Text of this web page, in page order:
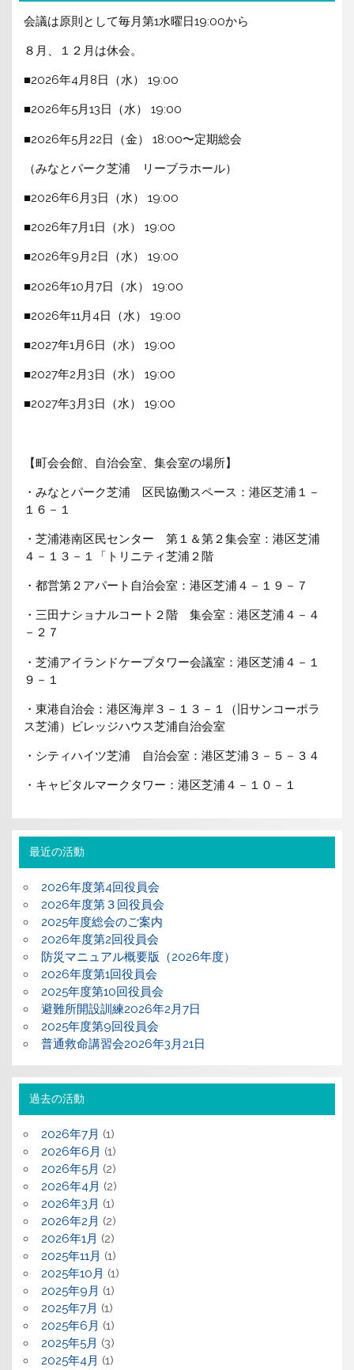
会議は原則として毎月第1水曜日19:00から
８月、１２月は休会。
■2026年4月8日（水） 19:00
■2026年5月13日（水） 19:00
■2026年5月22日（金） 18:00〜定期総会
（みなとパーク芝浦 リーブラホール）
■2026年6月3日（水） 19:00
■2026年7月1日（水） 19:00
■2026年9月2日（水） 19:00
■2026年10月7日（水） 19:00
■2026年11月4日（水） 19:00
■2027年1月6日（水） 19:00
■2027年2月3日（水） 19:00
■2027年3月3日（水） 19:00
【町会会館、自治会室、集会室の場所】
・みなとパーク芝浦 区民協働スペース：港区芝浦１－
１６－１
・芝浦港南区民センター 第１＆第２集会室：港区芝浦
４－１３－１「トリニティ芝浦２階
・都営第２アパート自治会室：港区芝浦４－１９－７
・三田ナショナルコート２階 集会室：港区芝浦４－４
－２７
・芝浦アイランドケープタワー会議室：港区芝浦４－１
９－１
・東港自治会：港区海岸３－１３－１（旧サンコーポラ
ス芝浦）ビレッジハウス芝浦自治会室
・シティハイツ芝浦 自治会室：港区芝浦３－５－３４
・キャピタルマークタワー：港区芝浦４－１０－１
最近の活動
2026年度第4回役員会
2026年度第３回役員会
2025年度総会のご案内
2026年度第2回役員会
防災マニュアル概要版（2026年度）
2026年度第1回役員会
2025年度第10回役員会
避難所開設訓練2026年2月7日
2025年度第9回役員会
普通救命講習会2026年3月21日
過去の活動
2026年7月 (1)
2026年6月 (1)
2026年5月 (2)
2026年4月 (2)
2026年3月 (1)
2026年2月 (2)
2026年1月 (2)
2025年11月 (1)
2025年10月 (1)
2025年9月 (1)
2025年7月 (1)
2025年6月 (1)
2025年5月 (3)
2025年4月 (1)